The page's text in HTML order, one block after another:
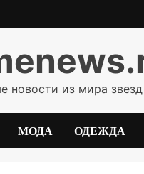
новости из мира звезд
МОДА ОДЕЖДА